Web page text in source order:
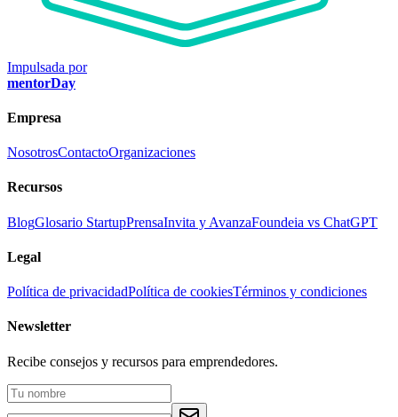
Impulsada por
mentorDay
Empresa
NosotrosContactoOrganizaciones
Recursos
BlogGlosario StartupPrensaInvita y AvanzaFoundeia vs ChatGPT
Legal
Política de privacidadPolítica de cookiesTérminos y condiciones
Newsletter
Recibe consejos y recursos para emprendedores.